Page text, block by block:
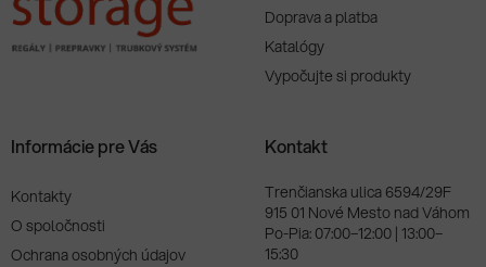
Doprava a platba
Katalógy
Vypočujte si produkty
Informácie pre Vás
Kontakty
O spoločnosti
Ochrana osobných údajov
Kontakt
Trenčianska ulica 6594/29F
915 01 Nové Mesto nad Váhom
Po-Pia: 07:00–12:00 | 13:00–
15:30